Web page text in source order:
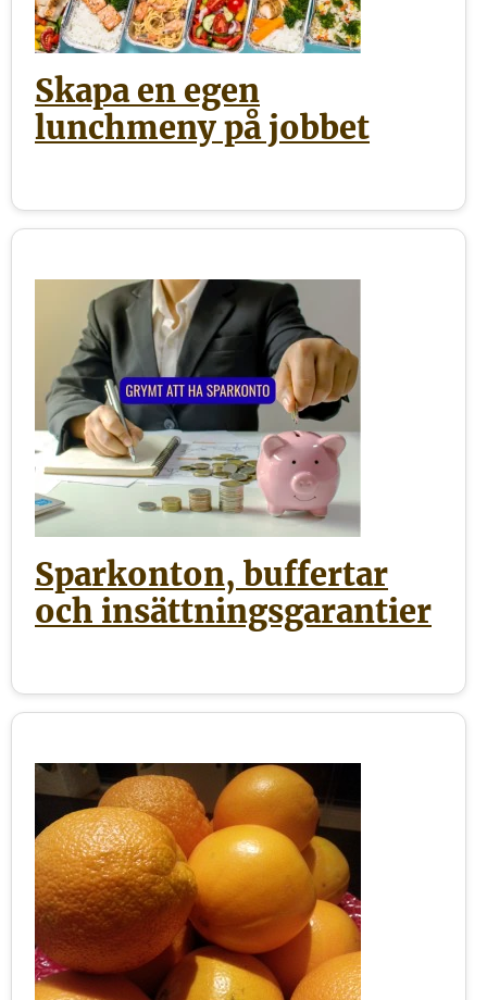
Skapa en egen
lunchmeny på jobbet
Sparkonton, buffertar
och insättningsgarantier